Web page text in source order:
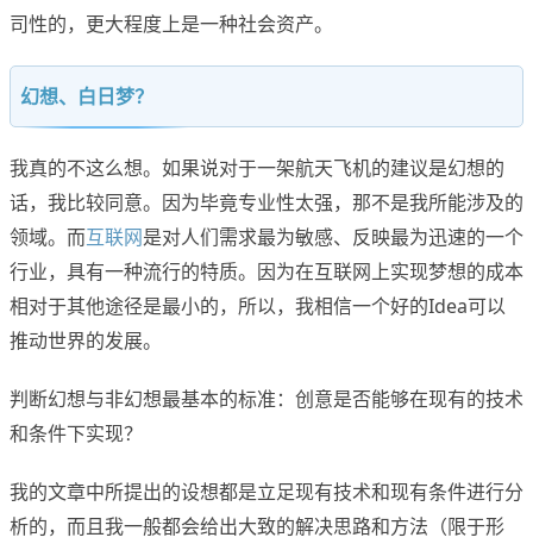
司性的，更大程度上是一种社会资产。
幻想、白日梦？
我真的不这么想。如果说对于一架航天飞机的建议是幻想的
话，我比较同意。因为毕竟专业性太强，那不是我所能涉及的
领域。而互联网是对人们需求最为敏感、反映最为迅速的一个
行业，具有一种流行的特质。因为在互联网上实现梦想的成本
相对于其他途径是最小的，所以，我相信一个好的Idea可以
推动世界的发展。
判断幻想与非幻想最基本的标准：创意是否能够在现有的技术
和条件下实现？
我的文章中所提出的设想都是立足现有技术和现有条件进行分
析的，而且我一般都会给出大致的解决思路和方法（限于形